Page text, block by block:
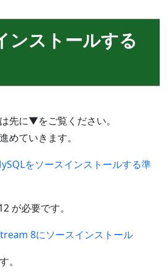
ンストールする
先に▼をご覧ください。
めていきます。
をソースインストールする準
が必要です。
8にソースインストール
。